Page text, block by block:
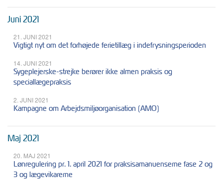
Juni 2021
21. JUNI 2021
Vigtigt nyt om det forhøjede ferietillæg i indefrysningsperioden
14. JUNI 2021
Sygeplejerske-strejke berører ikke almen praksis og
speciallægepraksis
2. JUNI 2021
Kampagne om Arbejdsmiljøorganisation (AMO)
Maj 2021
20. MAJ 2021
Lønregulering pr. 1. april 2021 for praksisamanuenserne fase 2 og
3 og lægevikarerne